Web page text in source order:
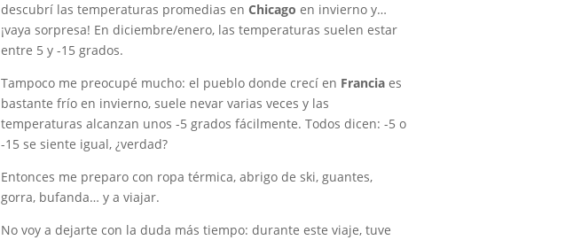
descubrí las temperaturas promedias en Chicago en invierno y…
¡vaya sorpresa! En diciembre/enero, las temperaturas suelen estar
entre 5 y -15 grados.
Tampoco me preocupé mucho: el pueblo donde crecí en Franciaes
bastante frío en invierno, suele nevar varias veces y las
temperaturas alcanzan unos -5 grados fácilmente. Todos dicen: -5 o
-15 se siente igual, ¿verdad?
Entonces me preparo con ropa térmica, abrigo de ski, guantes,
gorra, bufanda… y a viajar.
No voy a dejarte con la duda más tiempo: durante este viaje, tuve